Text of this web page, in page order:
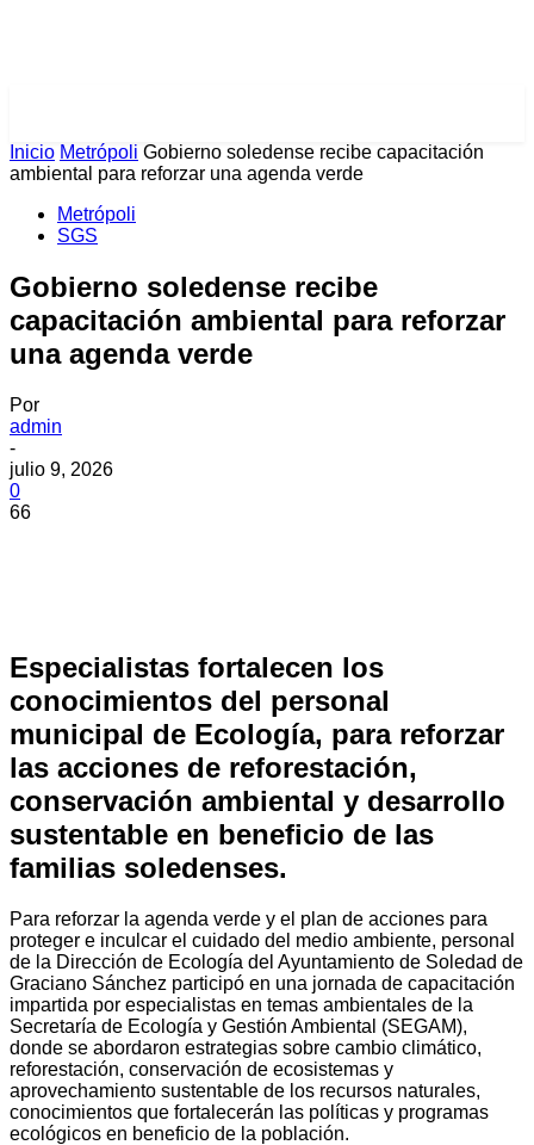
Inicio Metrópoli Gobierno soledense recibe capacitación
ambiental para reforzar una agenda verde
Metrópoli
SGS
Gobierno soledense recibe
capacitación ambiental para reforzar
una agenda verde
Por
admin
-
julio 9, 2026
0
66
Especialistas fortalecen los
conocimientos del personal
municipal de Ecología, para reforzar
las acciones de reforestación,
conservación ambiental y desarrollo
sustentable en beneficio de las
familias soledenses.
Para reforzar la agenda verde y el plan de acciones para
proteger e inculcar el cuidado del medio ambiente, personal
de la Dirección de Ecología del Ayuntamiento de Soledad de
Graciano Sánchez participó en una jornada de capacitación
impartida por especialistas en temas ambientales de la
Secretaría de Ecología y Gestión Ambiental (SEGAM),
donde se abordaron estrategias sobre cambio climático,
reforestación, conservación de ecosistemas y
aprovechamiento sustentable de los recursos naturales,
conocimientos que fortalecerán las políticas y programas
ecológicos en beneficio de la población.